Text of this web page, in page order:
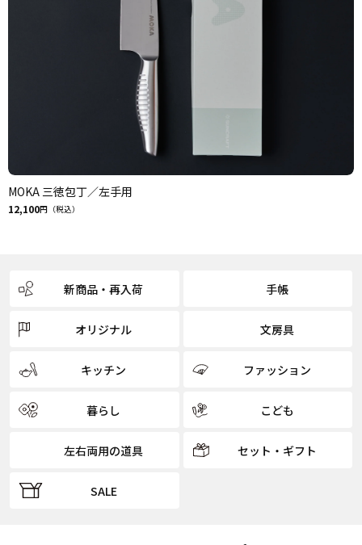
MOKA 三徳包丁／左手用
12,100円（税込）
新商品・再入荷 手帳
オリジナル 文房具
キッチン ファッション
暮らし こども
左右両用の道具 セット・ギフト
SALE